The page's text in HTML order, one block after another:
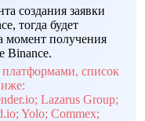
создания заявки
тогда будет
момент получения
Binance.
список
Lazarus Group;
Yolo; Commex;